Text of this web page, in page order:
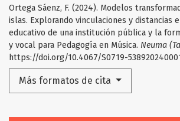
Ortega Sáenz, F. (2024). Modelos
islas. Explorando vinculaciones y distancias
educativo de una institución pública y la
y vocal para Pedagogía en Música. Neuma
https://doi.org/10.4067/S0719-
Más formatos de cita